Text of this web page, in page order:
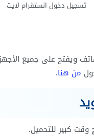
تسجيل دخول انستقرام لايت
ويفتح على جميع
من هنا.
وقت كبير للتحميل.